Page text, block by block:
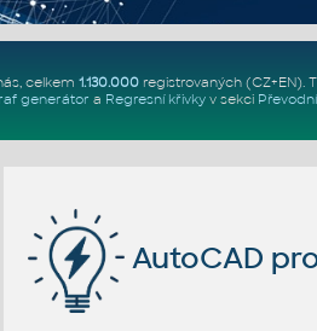
celkem 1.130.000registrovaných (CZ+EN).
generátor a Regresní křivkyv sekci
AutoCAD